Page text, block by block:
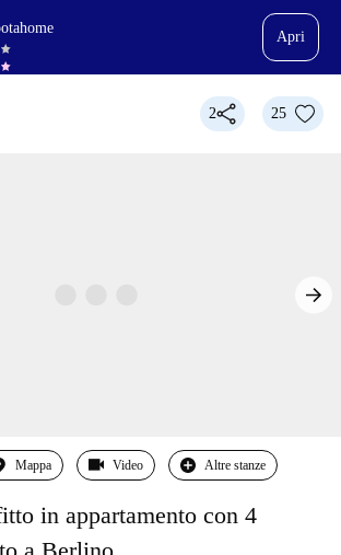
Apri
2 25
Mappa Video Altre stanze
in appartamento con 4